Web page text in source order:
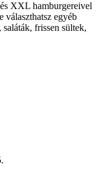
XXL hamburgereivel
választhatsz egyéb
frissen sültek,